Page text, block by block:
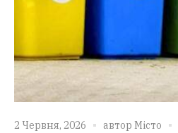
2 Червня, 2026 автор Місто